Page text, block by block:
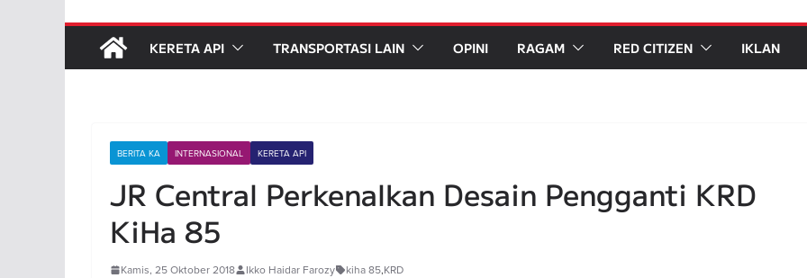
KERETA API TRANSPORTASI LAIN OPINI RAGAM RED CITIZEN IKLAN
BERITA KA INTERNASIONAL KERETA API
JR Central Perkenalkan Desain Pengganti KRD
KiHa 85
Kamis, 25 Oktober 2018 Ikko Haidar Farozy kiha 85,KRD